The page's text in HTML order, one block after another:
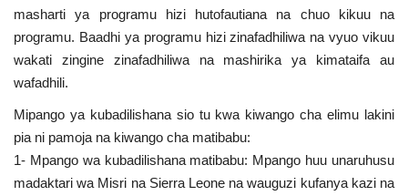
masharti ya programu hizi hutofautiana na chuo kikuu na
programu. Baadhi ya programu hizi zinafadhiliwa na vyuo vikuu
wakati zingine zinafadhiliwa na mashirika ya kimataifa au
wafadhili.
Mipango ya kubadilishana sio tu kwa kiwango cha elimu lakini
pia ni pamoja na kiwango cha matibabu:
1- Mpango wa kubadilishana matibabu: Mpango huu unaruhusu
madaktari wa Misri na Sierra Leone na wauguzi kufanya kazi na